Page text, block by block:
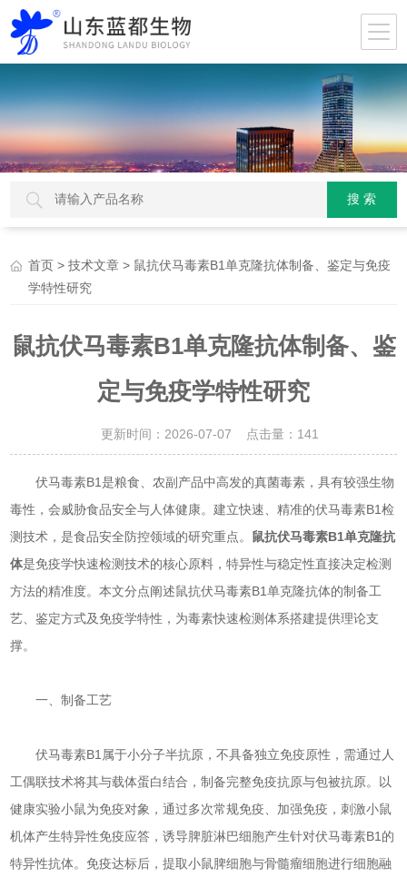
首页 >技术文章 > 鼠抗伏马毒素B1单克隆抗体制备、鉴定与免疫
学特性研究
鼠抗伏马毒素B1单克隆抗体制备、鉴
定与免疫学特性研究
更新时间：2026-07-07 点击量： 141
伏马毒素B1是粮食、农副产品中高发的真菌毒素，具有较强生物
毒性，会威胁食品安全与人体健康。建立快速、精准的伏马毒素B1检
测技术，是食品安全防控领域的研究重点。
鼠抗伏马毒素B1单克隆抗
体是免疫学快速检测技术的核心原料，特异性与稳定性直接决定检测
方法的精准度。本文分点阐述鼠抗伏马毒素B1单克隆抗体的制备工
艺、鉴定方式及免疫学特性，为毒素快速检测体系搭建提供理论支
撑。
一、制备工艺
伏马毒素B1属于小分子半抗原，不具备独立免疫原性，需通过人
工偶联技术将其与载体蛋白结合，制备完整免疫抗原与包被抗原。以
健康实验小鼠为免疫对象，通过多次常规免疫、加强免疫，刺激小鼠
机体产生特异性免疫应答，诱导脾脏淋巴细胞产生针对伏马毒素B1的
特异性抗体。免疫达标后，提取小鼠脾细胞与骨髓瘤细胞进行细胞融